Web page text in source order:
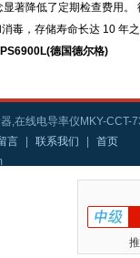
显著降低了定期检查费用
毒，存储寿命长达 10 年
德国德尔格)
,在线电导率仪MKY-CCT-
言 联系我们
首页